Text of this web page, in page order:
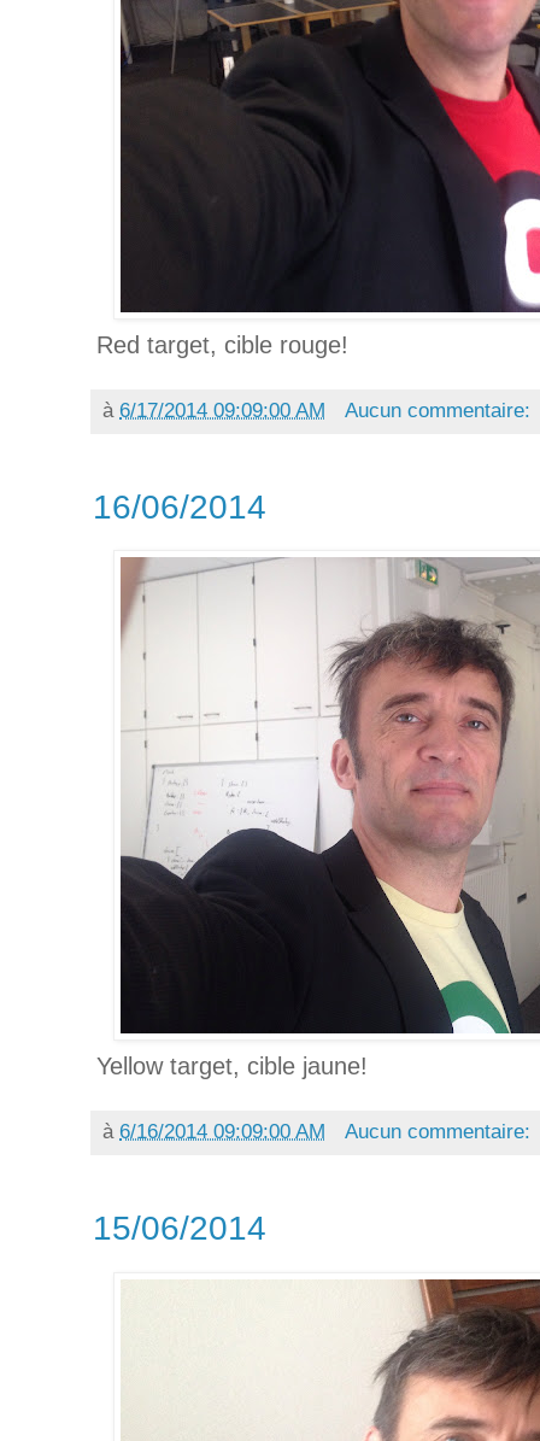
Red target, cible rouge!
à 6/17/2014 09:09:00 AM Aucun commentaire:
16/06/2014
Yellow target, cible jaune!
à 6/16/2014 09:09:00 AM Aucun commentaire:
15/06/2014